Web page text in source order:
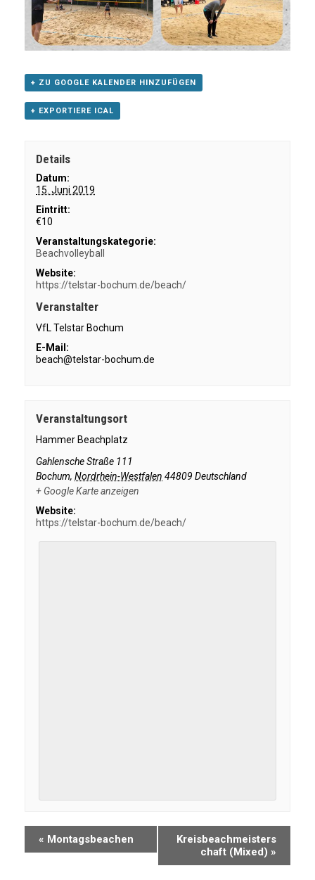
+ ZU GOOGLE KALENDER HINZUFÜGEN
+ EXPORTIERE ICAL
Details
Datum:
15. Juni 2019
Eintritt:
€10
Veranstaltungskategorie:
Beachvolleyball
Website:
https://telstar-bochum.de/beach/
Veranstalter
VfL Telstar Bochum
E-Mail:
beach@telstar-bochum.de
Veranstaltungsort
Hammer Beachplatz
Gahlensche Straße 111
Bochum, Nordrhein-Westfalen 44809 Deutschland
+ Google Karte anzeigen
Website:
https://telstar-bochum.de/beach/
« Montagsbeachen
Kreisbeachmeisters
chaft (Mixed) »